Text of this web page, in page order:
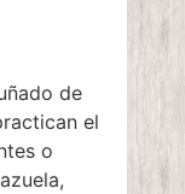
de
el
o